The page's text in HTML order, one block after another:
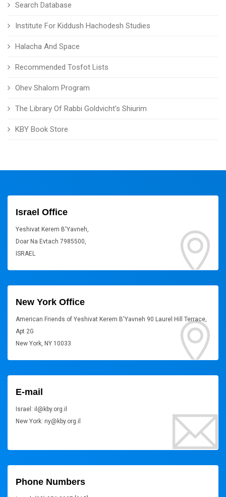
Search Database
Institute For Kiddush Hachodesh Studies
Halacha And Space
Recommended Tosfot Lists
Ohev Shalom Program
The Library Of Rabbi Goldvicht's Shiurim
KBY Book Store
Israel Office
Yeshivat Kerem B'Yavneh,
Doar Na Evtach 7985500,
ISRAEL
New York Office
American Friends of Yeshivat Kerem B'Yavneh 90 Laurel Hill Terrace,
Apt 2G
New York, NY 10033
E-mail
Israel: il@kby.org.il
New York: ny@kby.org.il
Phone Numbers